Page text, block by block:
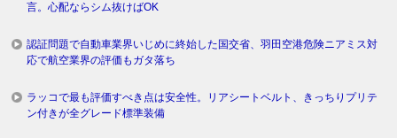
言。心配ならシム抜けばOK
認証問題で自動車業界いじめに終始した国交省、羽田空港危険ニアミス対
応で航空業界の評価もガタ落ち
ラッコで最も評価すべき点は安全性。リアシートベルト、きっちりプリテ
ン付きが全グレード標準装備